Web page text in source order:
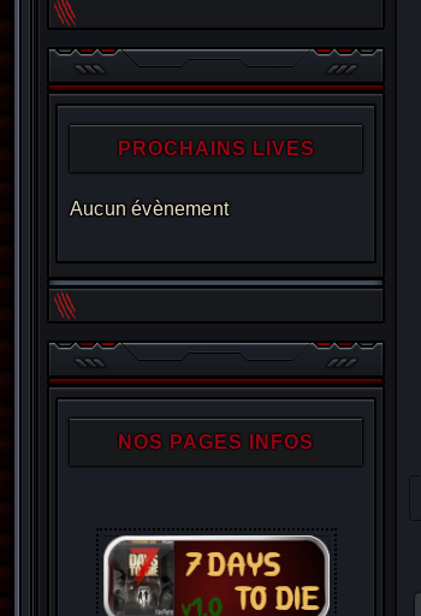
PROCHAINS LIVES
Aucun évènement
NOS PAGES INFOS